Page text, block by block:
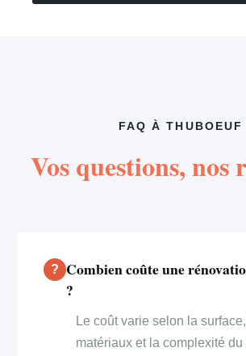
FAQ À THUBOEUF
Vos questions, nos
Combien coûte une
?
Le coût varie selon la
matériaux et la complexité du